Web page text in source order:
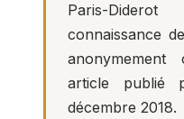
Paris-
connaissance
article publié
décembre 2018.